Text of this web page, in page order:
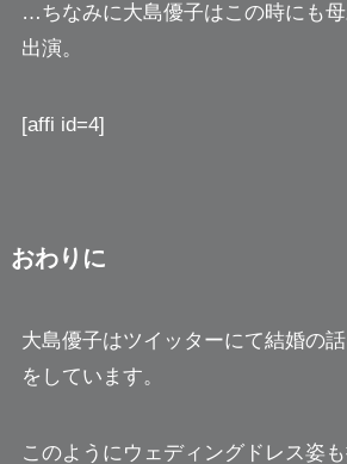
…ちなみに大島優子はこの時にも
出演。
[affi id=4]
おわりに
大島優子はツイッターにて結婚の
をしています。
このようにウェディングドレス姿